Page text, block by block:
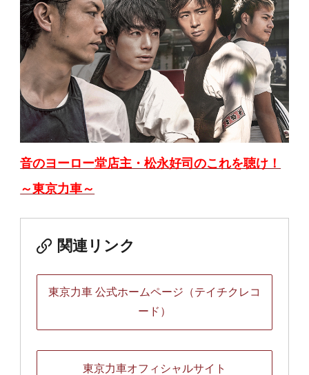
音のヨーロー堂店主・松永好司のこれを聴け！
～東京力車～
関連リンク
東京力車 公式ホームページ（テイチクレコ
ード）
東京力車オフィシャルサイト